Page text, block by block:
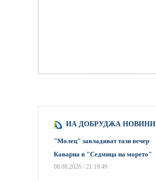
ИА ДОБРУДЖА НОВИНИ
"Молец" завладяват тази вечер
Каварна в "Седмица на морето"
08.08.2026 / 21:19:49